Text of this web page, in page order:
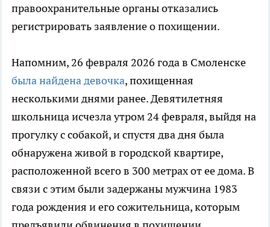
правоохранительные органы отказались
регистрировать заявление о похищении.
Напомним, 26 февраля 2026 года в Смоленске
была найдена девочка, похищенная
несколькими днями ранее. Девятилетняя
школьница исчезла утром 24 февраля, выйдя на
прогулку с собакой, и спустя два дня была
обнаружена живой в городской квартире,
расположенной всего в 300 метрах от ее дома. В
связи с этим были задержаны мужчина 1983
года рождения и его сожительница, которым